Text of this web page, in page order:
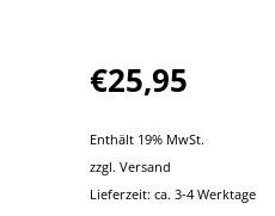
€25,95
Enthält 19% MwSt.
zzgl. Versand
Lieferzeit: ca. 3-4 Werktage